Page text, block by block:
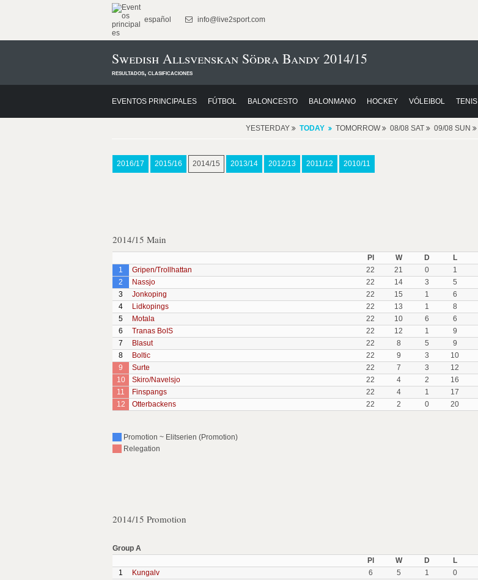
español info@live2sport.com
Swedish Allsvenskan Södra Bandy 2014/15
resultados, clasificaciones
EVENTOS PRINCIPALES FÚTBOL BALONCESTO BALONMANO HOCKEY VÓLEIBOL TENIS
YESTERDAY TODAY TOMORROW 08/08 SAT 09/08 SUN
2016/17 2015/16 2014/15 2013/14 2012/13 2011/12 2010/11
2014/15 Main
Pl W D L
1
Gripen/Trollhattan 22 21 0 1
2
Nassjo 22 14 3 5
3
Jonkoping 22 15 1 6
4
Lidkopings 22 13 1 8
5
Motala 22 10 6 6
6
Tranas BoIS 22 12 1 9
7
Blasut 22 8 5 9
8
Boltic 22 9 3 10
9
Surte 22 7 3 12
10
Skiro/Navelsjo 22 4 2 16
11
Finspangs 22 4 1 17
12
Otterbackens 22 2 0 20
Promotion ~ Elitserien (Promotion)
Relegation
2014/15 Promotion
Group A
Pl
W D L
1
Kungalv 6 5 1 0